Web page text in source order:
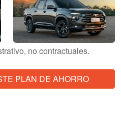
no contractuales.
PLAN DE AHORRO